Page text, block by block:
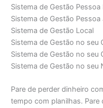
Sistema de Gestão Pessoa
Sistema de Gestão Pessoa
Sistema de Gestão Local
Sistema de Gestão no seu
Sistema de Gestão no seu
Sistema de Gestão no seu
Pare de perder dinheiro
tempo com planilhas.